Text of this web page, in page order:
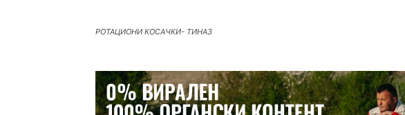
РОТАЦИОНИ КОСАЧКИ- ТИНАЗ